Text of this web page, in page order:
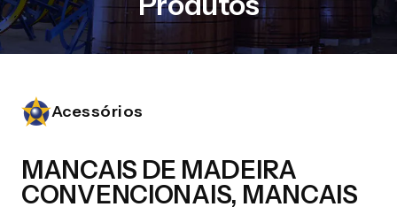
Acessórios
MANCAIS DE MADEIRA
CONVENCIONAIS, MANCAIS